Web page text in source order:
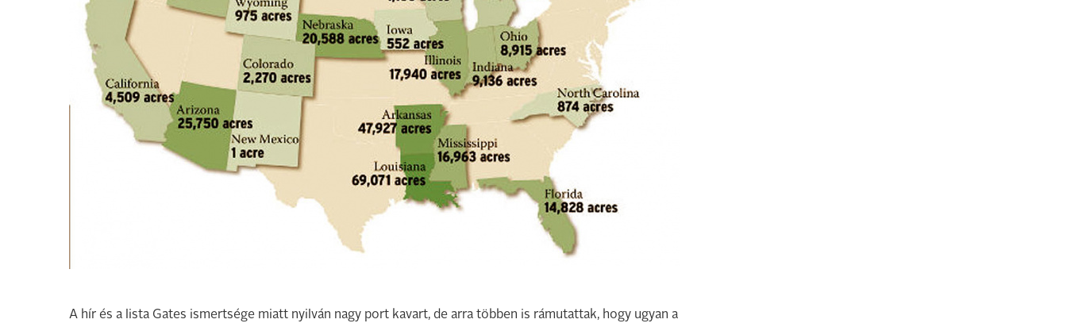
A hír és a lista Gates ismertsége miatt nyilván nagy port kavart, de arra többen is rámutattak, hogy ugyan a